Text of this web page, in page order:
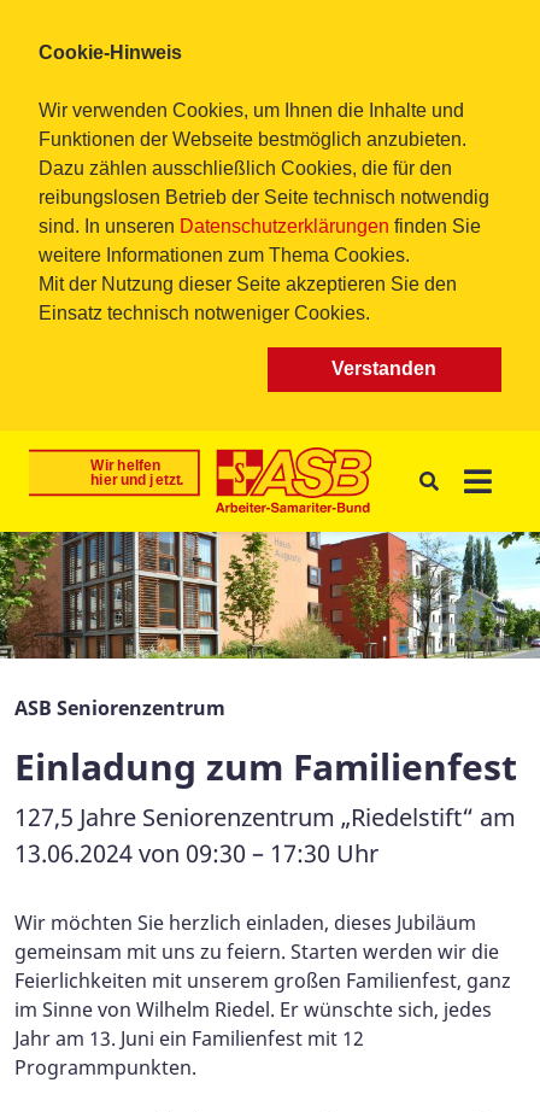
Cookie-Hinweis
Wir verwenden Cookies, um Ihnen die Inhalte und
Funktionen der Webseite bestmöglich anzubieten.
Dazu zählen ausschließlich Cookies, die für den
reibungslosen Betrieb der Seite technisch notwendig
sind. In unseren Datenschutzerklärungen finden Sie
weitere Informationen zum Thema Cookies.
Mit der Nutzung dieser Seite akzeptieren Sie den
Einsatz technisch notweniger Cookies.
Verstanden
ASB Seniorenzentrum
Einladung zum Familienfest
127,5 Jahre Seniorenzentrum „Riedelstift“ am
13.06.2024 von 09:30 – 17:30 Uhr
Wir möchten Sie herzlich einladen, dieses Jubiläum
gemeinsam mit uns zu feiern. Starten werden wir die
Feierlichkeiten mit unserem großen Familienfest, ganz
im Sinne von Wilhelm Riedel. Er wünschte sich, jedes
Jahr am 13. Juni ein Familienfest mit 12
Programmpunkten.